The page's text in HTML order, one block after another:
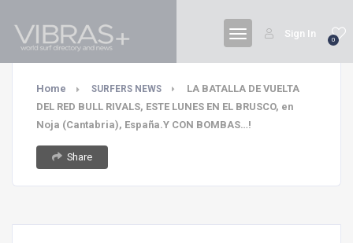
0
Sign In
Home SURFERS NEWS
LA BATALLA DE VUELTA
DEL RED BULL RIVALS, ESTE LUNES EN EL BRUSCO, en
Noja (Cantabria), España.Y CON BOMBAS…!
Share